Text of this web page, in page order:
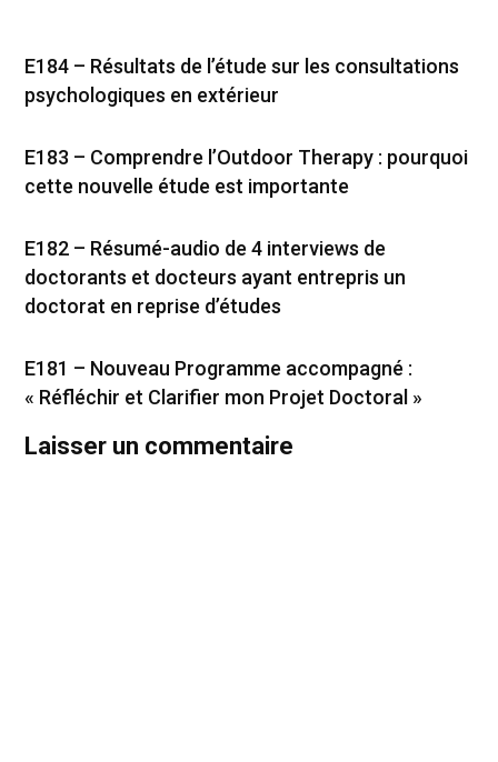
E184 – Résultats de l’étude sur les consultations
psychologiques en extérieur
E183 – Comprendre l’Outdoor Therapy : pourquoi
cette nouvelle étude est importante
E182 – Résumé-audio de 4 interviews de
doctorants et docteurs ayant entrepris un
doctorat en reprise d’études
E181 – Nouveau Programme accompagné :
« Réfléchir et Clarifier mon Projet Doctoral »
Laisser un commentaire